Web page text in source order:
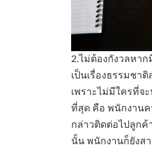
2.ไม่ต้องกังวลหา
เป็นเรื่องธรรมชา
เพราะไม่มีใครที่จ
ที่สุด คือ พนักงานค
กล่าวติดต่อไปลูกค้
นั้น พนักงานก็ยังส